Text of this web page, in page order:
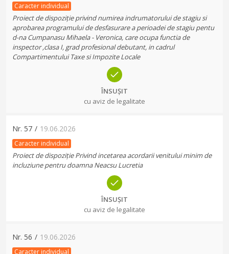
Caracter individual
Proiect de dispoziție privind numirea indrumatorului de stagiu si
aprobarea programului de desfasurare a perioadei de stagiu pentu
d-na Cumpanasu Mihaela - Veronica, care ocupa functia de
inspector ,clasa I, grad profesional debutant, in cadrul
Compartimentului Taxe si Impozite Locale
ÎNSUȘIT
cu aviz de legalitate
Nr. 57 / 19.06.2026
Caracter individual
Proiect de dispoziție Privind incetarea acordarii venitului minim de
incluziune pentru doamna Neacsu Lucretia
ÎNSUȘIT
cu aviz de legalitate
Nr. 56 / 19.06.2026
Caracter individual